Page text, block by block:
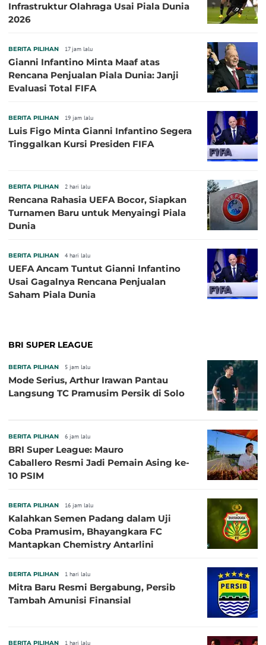
Infrastruktur Olahraga Usai Piala Dunia
2026
BERITA PILIHAN 17 jam lalu
Gianni Infantino Minta Maaf atas
Rencana Penjualan Piala Dunia: Janji
Evaluasi Total FIFA
BERITA PILIHAN 19 jam lalu
Luis Figo Minta Gianni Infantino Segera
Tinggalkan Kursi Presiden FIFA
BERITA PILIHAN 2 hari lalu
Rencana Rahasia UEFA Bocor, Siapkan
Turnamen Baru untuk Menyaingi Piala
Dunia
BERITA PILIHAN 4 hari lalu
UEFA Ancam Tuntut Gianni Infantino
Usai Gagalnya Rencana Penjualan
Saham Piala Dunia
BRI SUPER LEAGUE
BERITA PILIHAN 5 jam lalu
Mode Serius, Arthur Irawan Pantau
Langsung TC Pramusim Persik di Solo
BERITA PILIHAN 6 jam lalu
BRI Super League: Mauro
Caballero Resmi Jadi Pemain Asing ke-
10 PSIM
BERITA PILIHAN 16 jam lalu
Kalahkan Semen Padang dalam Uji
Coba Pramusim, Bhayangkara FC
Mantapkan Chemistry Antarlini
BERITA PILIHAN 1 hari lalu
Mitra Baru Resmi Bergabung, Persib
Tambah Amunisi Finansial
BERITA PILIHAN 1 hari lalu